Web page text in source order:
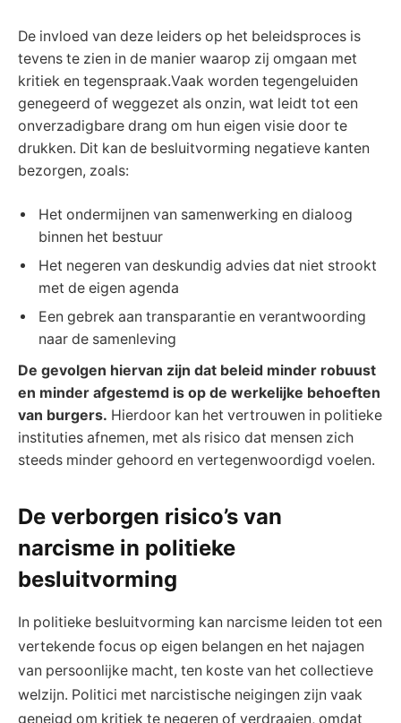
De invloed van deze leiders op het beleidsproces is
tevens te zien in de manier waarop zij omgaan met
kritiek en tegenspraak.Vaak worden tegengeluiden
genegeerd of weggezet als onzin, wat leidt tot een
onverzadigbare drang om hun eigen visie door te
drukken. Dit kan de besluitvorming negatieve kanten
bezorgen, zoals:
Het ondermijnen van samenwerking en dialoog
binnen het bestuur
Het negeren van deskundig advies dat niet strookt
met de eigen agenda
Een gebrek aan transparantie en verantwoording
naar de samenleving
De gevolgen hiervan zijn dat beleid minder robuust
en minder afgestemd is op de werkelijke behoeften
van burgers. Hierdoor kan het vertrouwen in politieke
instituties afnemen, met als risico dat mensen zich
steeds minder gehoord en vertegenwoordigd voelen.
De verborgen risico’s van
narcisme in politieke
besluitvorming
In politieke besluitvorming kan narcisme leiden tot een
vertekende focus op eigen belangen en het najagen
van persoonlijke macht, ten koste van het collectieve
welzijn. Politici met narcistische neigingen zijn vaak
geneigd om kritiek te negeren of verdraaien, omdat